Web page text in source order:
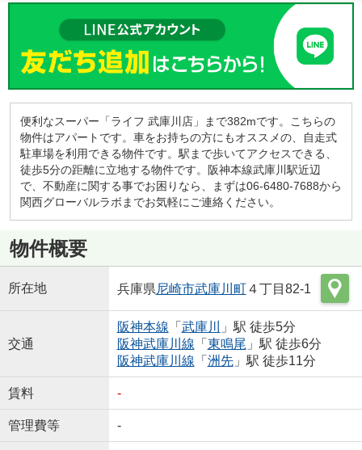
便利なスーパー「ライフ 武庫川店」まで382mです。こちらの
物件はアパートです。車をお持ちの方にもオススメの、自走式
駐車場を利用できる物件です。駅まで歩いてアクセスできる、
徒歩5分の距離に立地する物件です。阪神本線武庫川駅近辺
で、不動産に関する事でお困りなら、まずは06-6480-7688から
関西グローバルラボまでお気軽にご連絡ください。
物件概要
所在地 兵庫県尼崎市武庫川町４丁目82-1
交通
阪神本線 「 武庫川
」駅 徒歩5分
阪神武庫川線 「 東鳴尾 」駅 徒歩6分
阪神武庫川線 「 洲先」駅 徒歩11分
賃料 -
管理費等 -